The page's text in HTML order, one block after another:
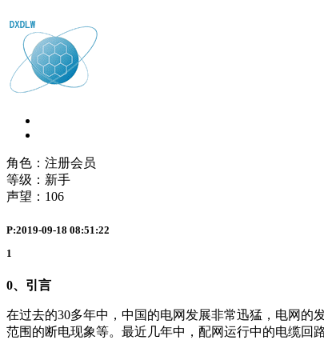
角色：注册会员
等级：新手
声望： 106
P:2019-09-18 08:51:22
1
0、引言
在过去的30多年中，中国的电网发展非常迅猛，电网的
范围的断电现象等。最近几年中，配网运行中的电缆回